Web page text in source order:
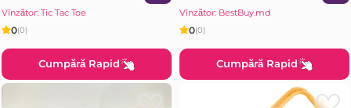
Vînzător: Tic Tac Toe
0(0)
Cumpără Rapid
Vînzător: BestBuy.md
0(0)
Cumpără Rapid